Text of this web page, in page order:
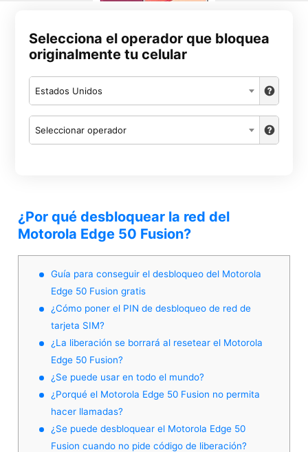
Selecciona el operador que bloquea
originalmente tu celular
Estados Unidos
Seleccionar operador
¿Por qué desbloquear la red del
Motorola Edge 50 Fusion?
Guía para conseguir el desbloqueo del Motorola
Edge 50 Fusion gratis
¿Cómo poner el PIN de desbloqueo de red de
tarjeta SIM?
¿La liberación se borrará al resetear el Motorola
Edge 50 Fusion?
¿Se puede usar en todo el mundo?
¿Porqué el Motorola Edge 50 Fusion no permita
hacer llamadas?
¿Se puede desbloquear el Motorola Edge 50
Fusion cuando no pide código de liberación?